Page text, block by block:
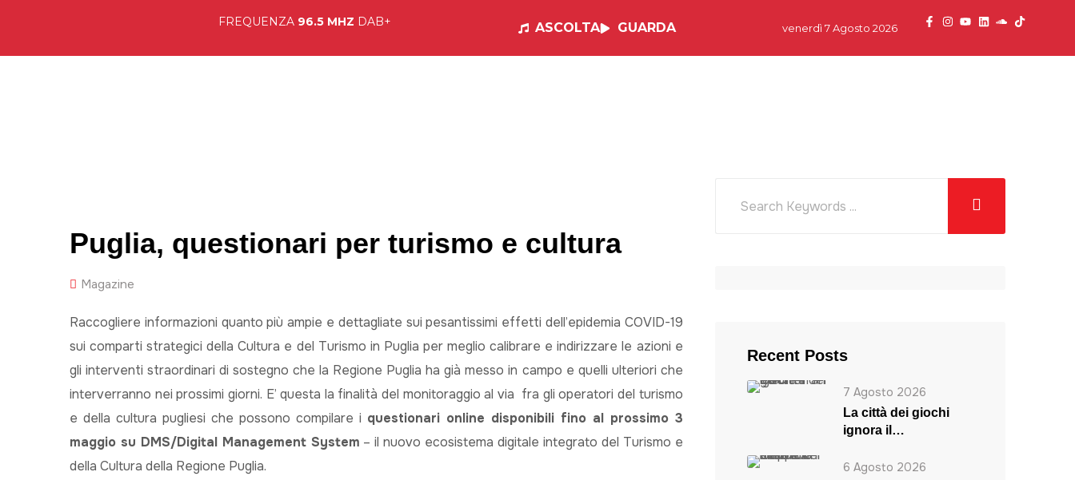
FREQUENZA 96.5 MHZ DAB+ ASCOLTA GUARDA venerdì 7 Agosto 2026
Puglia, questionari per turismo e cultura
Magazine
Raccogliere informazioni quanto più ampie e dettagliate sui pesantissimi effetti dell’epidemia COVID-19
sui comparti strategici della Cultura e del Turismo in Puglia per meglio calibrare e indirizzare le azioni e
gli interventi straordinari di sostegno che la Regione Puglia ha già messo in campo e quelli ulteriori che
interverranno nei prossimi giorni. E’ questa la finalità del monitoraggio al via fra gli operatori del turismo
e della cultura pugliesi che possono compilare i questionari online disponibili fino al prossimo 3
maggio su DMS/Digital Management System – il nuovo ecosistema digitale integrato del Turismo e
della Cultura della Regione Puglia.
Recent Posts
7 Agosto 2026
La città dei giochi
ignora il
6 Agosto 2026